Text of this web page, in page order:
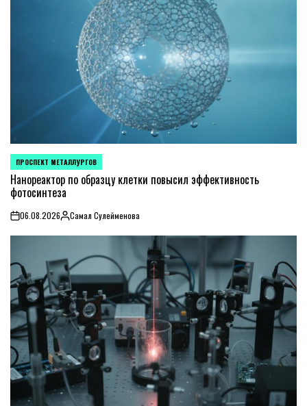
POSTED
IN
ПРОСПЕКТ МЕТАЛЛУРГОВ
Нанореактор по образцу клетки повысил эффективность
фотосинтеза
on06.08.2026PostedСамал Сулейменова